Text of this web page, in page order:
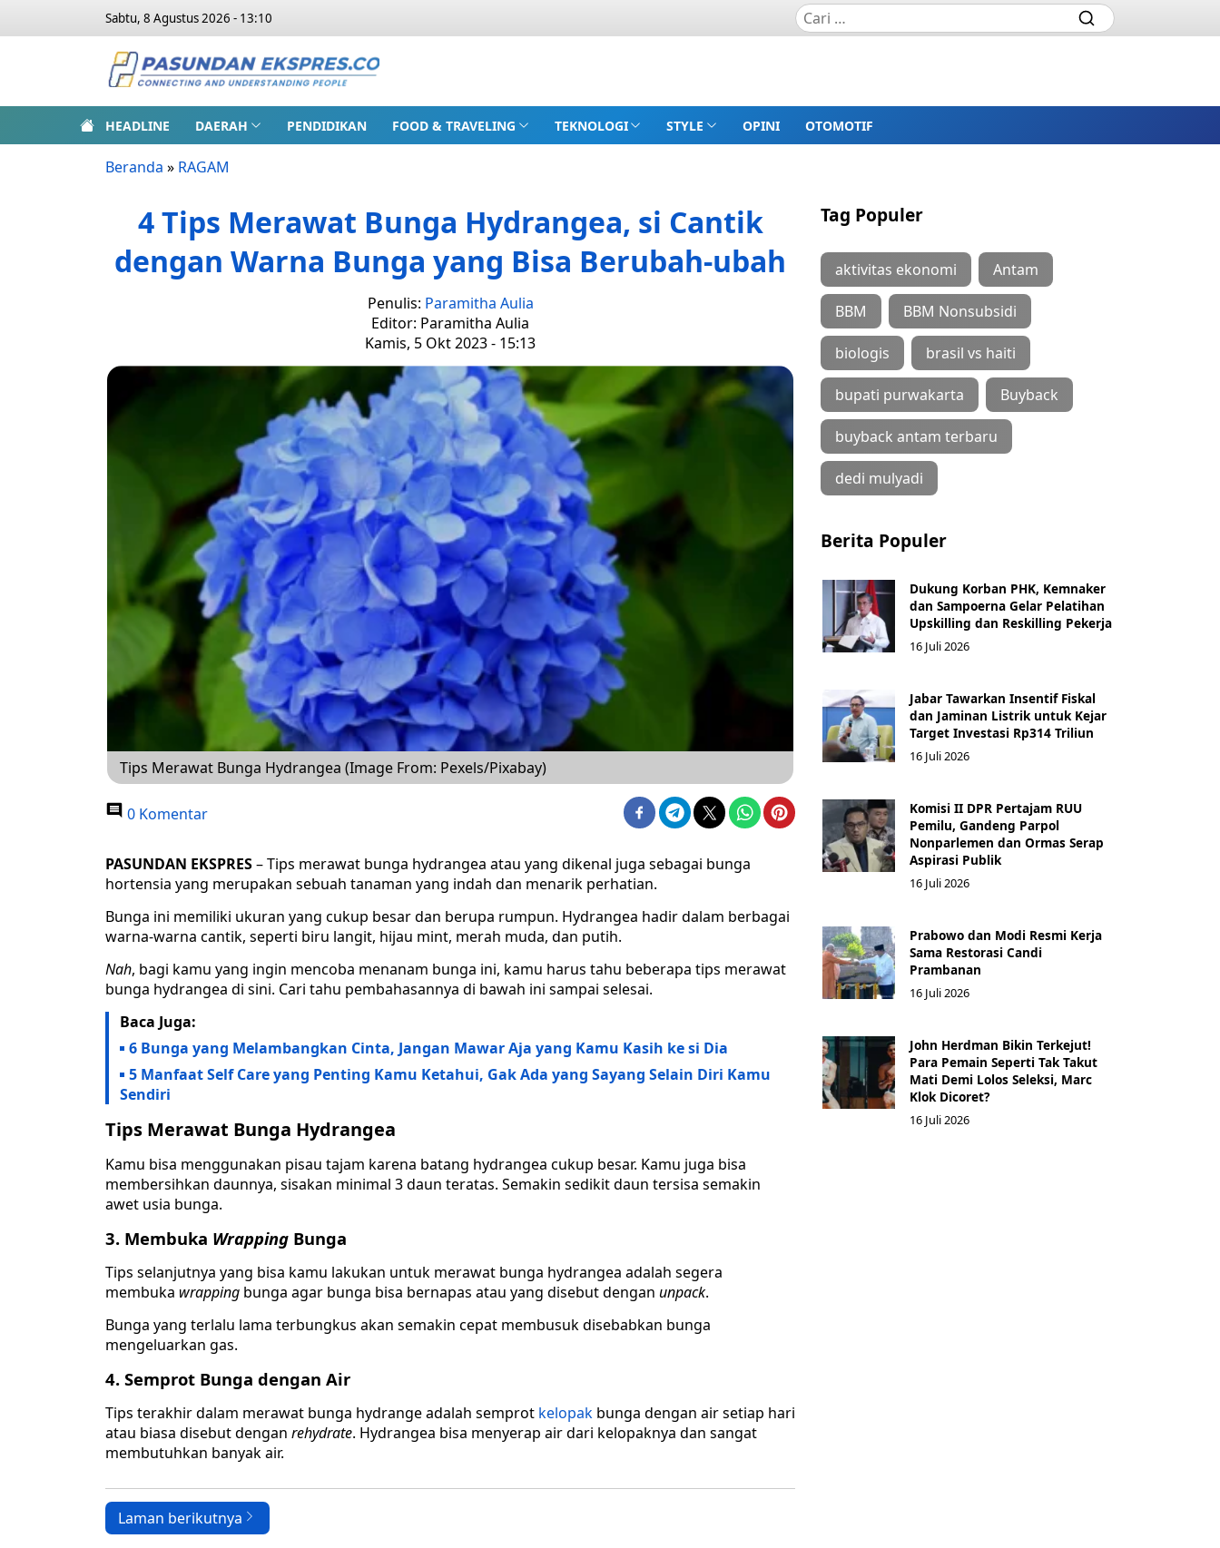
Sabtu, 8 Agustus 2026 - 13:10
HEADLINE DAERAH PENDIDIKAN FOOD & TRAVELING TEKNOLOGI STYLE OPINI OTOMOTIF
Beranda » RAGAM
4 Tips Merawat Bunga Hydrangea, si Cantik
dengan Warna Bunga yang Bisa Berubah-ubah
Penulis: Paramitha Aulia
Editor: Paramitha Aulia
Kamis, 5 Okt 2023 - 15:13
Tips Merawat Bunga Hydrangea (Image From: Pexels/Pixabay)
0 Komentar
PASUNDAN EKSPRES– Tips merawat bunga hydrangea atau yang dikenal juga sebagai bunga
hortensia yang merupakan sebuah tanaman yang indah dan menarik perhatian.
Bunga ini memiliki ukuran yang cukup besar dan berupa rumpun. Hydrangea hadir dalam berbagai
warna-warna cantik, seperti biru langit, hijau mint, merah muda, dan putih.
Nah, bagi kamu yang ingin mencoba menanam bunga ini, kamu harus tahu beberapa tips merawat
bunga hydrangea di sini. Cari tahu pembahasannya di bawah ini sampai selesai.
Baca Juga:
6 Bunga yang Melambangkan Cinta, Jangan Mawar Aja yang Kamu Kasih ke si Dia
5 Manfaat Self Care yang Penting Kamu Ketahui, Gak Ada yang Sayang Selain Diri Kamu
Sendiri
Tips Merawat Bunga Hydrangea
Kamu bisa menggunakan pisau tajam karena batang hydrangea cukup besar. Kamu juga bisa
membersihkan daunnya, sisakan minimal 3 daun teratas. Semakin sedikit daun tersisa semakin
awet usia bunga.
3. Membuka Wrapping Bunga
Tips selanjutnya yang bisa kamu lakukan untuk merawat bunga hydrangea adalah segera
membuka wrapping bunga agar bunga bisa bernapas atau yang disebut dengan unpack.
Bunga yang terlalu lama terbungkus akan semakin cepat membusuk disebabkan bunga
mengeluarkan gas.
4. Semprot Bunga dengan Air
Tips terakhir dalam merawat bunga hydrange adalah semprot kelopak bunga dengan air setiap hari
atau biasa disebut dengan rehydrate. Hydrangea bisa menyerap air dari kelopaknya dan sangat
membutuhkan banyak air.
Laman berikutnya
Tag Populer
aktivitas ekonomi Antam
BBM BBM Nonsubsidi
biologis brasil vs haiti
bupati purwakarta Buyback
buyback antam terbaru
dedi mulyadi
Berita Populer
Dukung Korban PHK, Kemnaker
dan Sampoerna Gelar Pelatihan
Upskilling dan Reskilling Pekerja
16 Juli 2026
Jabar Tawarkan Insentif Fiskal
dan Jaminan Listrik untuk Kejar
Target Investasi Rp314 Triliun
16 Juli 2026
Komisi II DPR Pertajam RUU
Pemilu, Gandeng Parpol
Nonparlemen dan Ormas Serap
Aspirasi Publik
16 Juli 2026
Prabowo dan Modi Resmi Kerja
Sama Restorasi Candi
Prambanan
16 Juli 2026
John Herdman Bikin Terkejut!
Para Pemain Seperti Tak Takut
Mati Demi Lolos Seleksi, Marc
Klok Dicoret?
16 Juli 2026